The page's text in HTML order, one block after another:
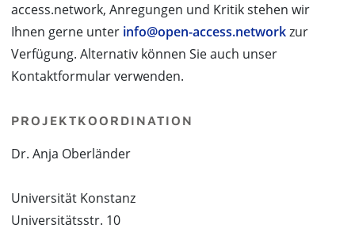
access.network, Anregungen und Kritik stehen wir
Ihnen gerne unter info@open-access.networkzur
Verfügung. Alternativ können Sie auch unser
Kontaktformular verwenden.
PROJEKTKOORDINATION
Dr. Anja Oberländer
Universität Konstanz
Universitätsstr. 10